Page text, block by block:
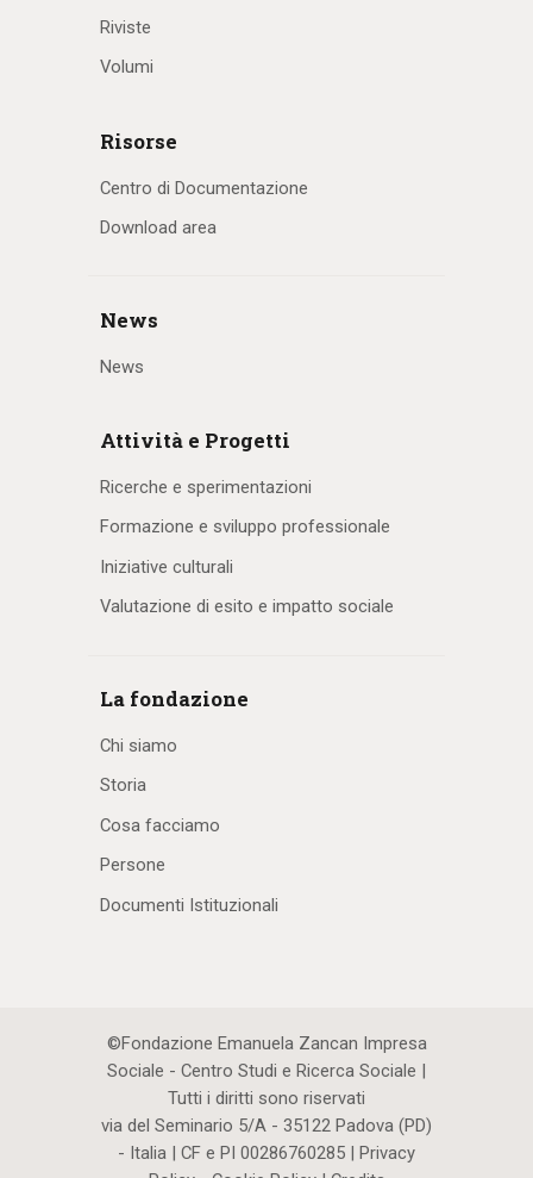
Riviste
Volumi
Risorse
Centro di Documentazione
Download area
News
News
Attività e Progetti
Ricerche e sperimentazioni
Formazione e sviluppo professionale
Iniziative culturali
Valutazione di esito e impatto sociale
La fondazione
Chi siamo
Storia
Cosa facciamo
Persone
Documenti Istituzionali
©Fondazione Emanuela Zancan Impresa
Sociale - Centro Studi e Ricerca Sociale |
Tutti i diritti sono riservati
via del Seminario 5/A - 35122 Padova (PD)
- Italia | CF e PI 00286760285 |
Privacy